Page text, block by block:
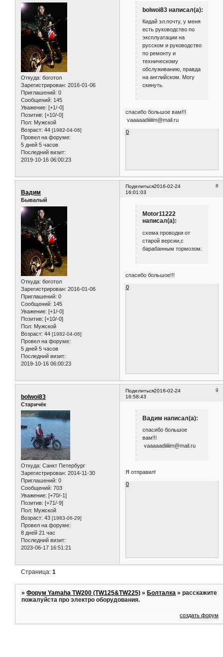
Откуда: боготол
Зарегистрирован: 2016-01-06
Приглашений: 0
Сообщений: 145
Уважение: [+1/-0]
Позитив: [+10/-0]
Пол: Мужской
Возраст: 44 [1982-04-06]
Провел на форуме:
5 дней 5 часов
Последний визит:
2019-10-16 06:00:23
bolwoi83 написал(а):
Кидай эл.почту, у меня
есть руководство по
эксплуатации на
русском и руководство
по ремонту и
техническому
обслуживанию, правда
на английском. Могу
скинуть.
спасибо большое вам!!!
vaaaaadiiiiim@mail.ru
0
Поделиться 8
2016-02-24
16:01:03
Вадим
Бывалый
Откуда: боготол
Зарегистрирован: 2016-01-06
Приглашений: 0
Сообщений: 145
Уважение: [+1/-0]
Позитив: [+10/-0]
Пол: Мужской
Возраст: 44 [1982-04-06]
Провел на форуме:
5 дней 5 часов
Последний визит:
2019-10-16 06:00:23
Motor11222
написал(а):
схема проводки от
старой версии,с
барабанным тормозом.
спасибо большое!!!
0
Поделиться 9
2016-02-24
16:58:43
bolwoi83
Старичёк
Откуда: Санкт Петербург
Зарегистрирован: 2014-11-30
Приглашений: 0
Сообщений: 703
Уважение: [+70/-1]
Позитив: [+71/-9]
Пол: Мужской
Возраст: 43 [1983-06-29]
Провел на форуме:
8 дней 21 час
Последний визит:
2023-06-17 16:51:21
Вадим написал(а):
спасибо большое
вам!!!
vaaaaadiiiiim@mail.ru
Я отправил!
0
Страница:1
»Форум Yamaha TW200 (TW125&TW225) »Болталка »расскажите
пожалуйста про электро оборудования.
создать форум